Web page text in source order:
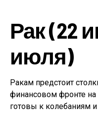
Рак (22
июля)
Ракам предстоит
финансовом фронте
готовы к колебаниям